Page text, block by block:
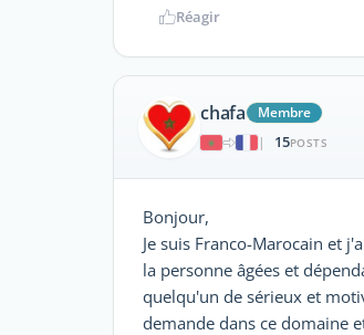
Réagir
chafa
Membre
|
15POSTS
Bonjour,
Je suis Franco-Marocain et
la personne âgées et
quelqu'un de sérieux et
demande dans ce domaine